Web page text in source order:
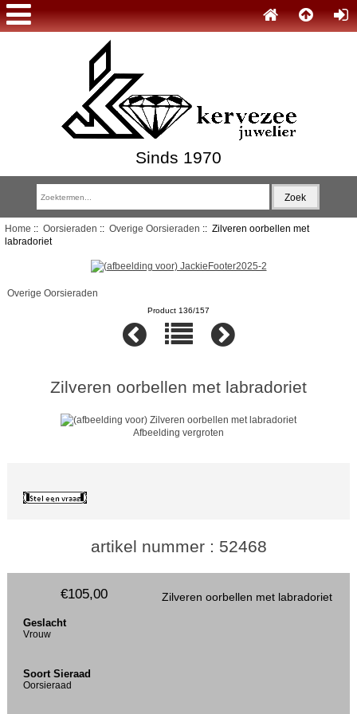
Sinds 1970
Home :: Oorsieraden :: Overige Oorsieraden :: Zilveren oorbellen met
labradoriet
Overige Oorsieraden
Product 136/157
Zilveren oorbellen met labradoriet
Afbeelding vergroten
artikel nummer : 52468
Zilveren oorbellen met labradoriet
€105,00
Geslacht
Vrouw
Soort Sieraad
Oorsieraad